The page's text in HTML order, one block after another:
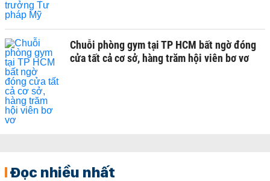
Chuỗi phòng gym tại TP HCM bất ngờ đóng
cửa tất cả cơ sở, hàng trăm hội viên bơ vơ
Đọc nhiều nhất